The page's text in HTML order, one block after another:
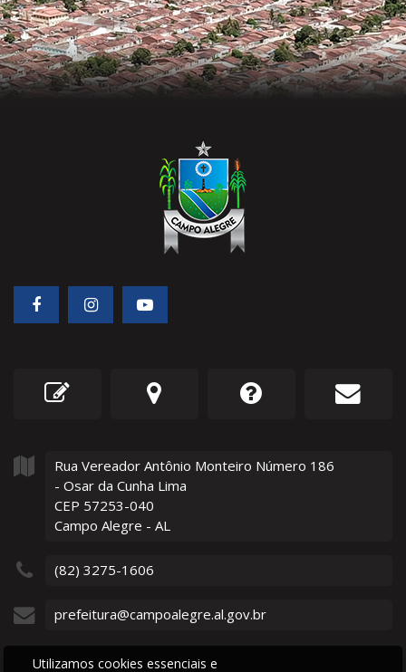
Rua Vereador Antônio Monteiro Número 186
- Osar da Cunha Lima
CEP 57253-040
Campo Alegre - AL
(82) 3275-1606
prefeitura@campoalegre.al.gov.br
Utilizamos cookies essenciais e